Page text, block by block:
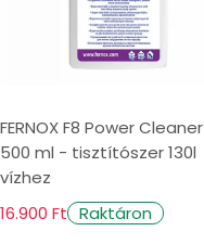
FERNOX F8 Power Cleaner
500 ml - tisztítószer 130l
vízhez
16.900 Ft Raktáron